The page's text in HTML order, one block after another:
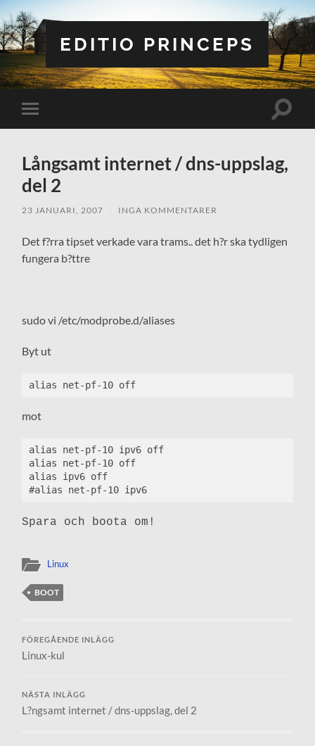
EDITIO PRINCEPS
Slå
på/av
Slå
Långsamt internet / dns-uppslag,
del 2
23 JANUARI, 2007 INGA KOMMENTARER
Det f?rra tipset verkade vara trams.. det h?r ska tydligen
fungera b?ttre
sudo vi /etc/modprobe.d/aliases
Byt ut
alias net-pf-10 off
mot
alias net-pf-10 ipv6 off
alias net-pf-10 off
alias ipv6 off
#alias net-pf-10 ipv6
Spara och boota om!
Linux
BOOT
FÖREGÅENDE INLÄGG
Linux-kul
NÄSTA INLÄGG
L?ngsamt internet / dns-uppslag, del 2